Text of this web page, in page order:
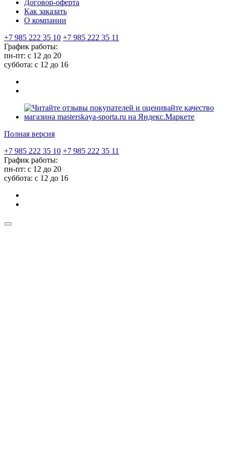
Договор-оферта
Как заказать
О компании
+7 985 222 35 10 +7 985 222 35 11
График работы:
пн-пт: с 12 до 20
суббота: c 12 до 16
Полная версия
+7 985 222 35 10 +7 985 222 35 11
График работы:
пн-пт: с 12 до 20
суббота: c 12 до 16